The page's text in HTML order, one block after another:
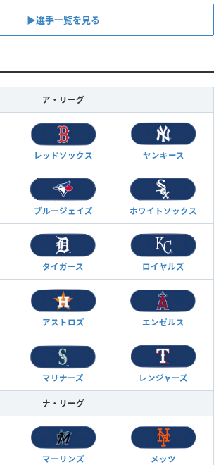
▶︎選手一覧を見る
ア・リーグ
レッドソックス ヤンキース
ブルージェイズ ホワイトソックス
タイガース ロイヤルズ
アストロズ エンゼルス
マリナーズ レンジャーズ
ナ・リーグ
マーリンズ メッツ